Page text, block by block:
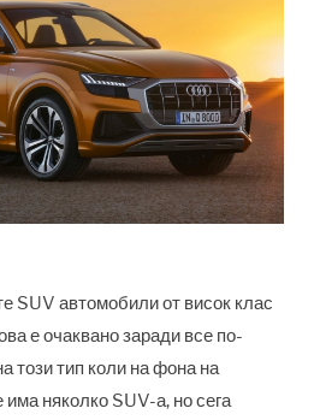
SUV автомобили от висок клас
е очаквано заради все по-
този тип коли на фона на
няколко SUV-а, но сега